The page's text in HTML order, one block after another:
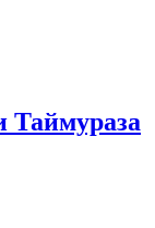
Таймураза